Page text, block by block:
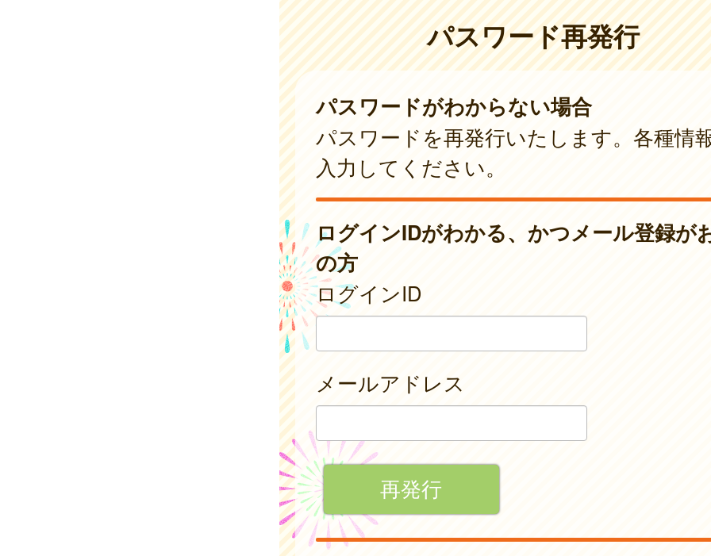
パスワード再発行
パスワードがわからない場合
パスワードを再発行いたします。各種情
入力してください。
ログインIDがわかる、かつメール登録が
の方
ログインID
メールアドレス